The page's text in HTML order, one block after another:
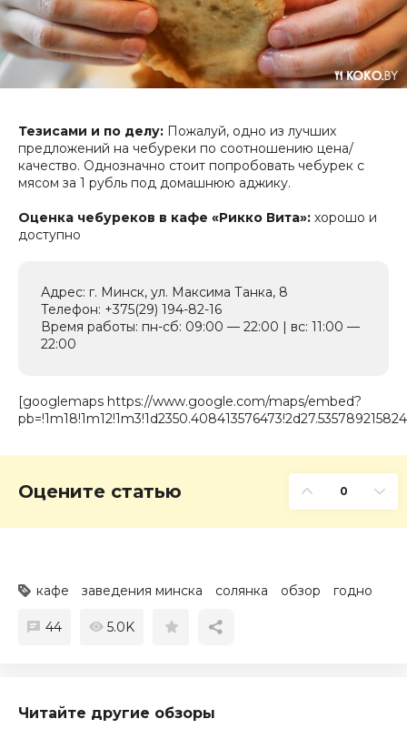
Тезисами и по делу: Пожалуй, одно из лучших
предложений на чебуреки по соотношению цена/
качество. Однозначно стоит попробовать чебурек с
мясом за 1 рубль под домашнюю аджику.
Оценка чебуреков в кафе «Рикко Вита»: хорошо и
доступно
Адрес: г. Минск, ул. Максима Танка, 8
Телефон: +375(29) 194-82-16
Время работы: пн-сб: 09:00 — 22:00 | вс: 11:00 —
22:00
[googlemaps https://www.google.com/maps/embed?
Оцените статью 0
кафе заведения минска солянка обзор годно
44 5.0K
Читайте другие обзоры